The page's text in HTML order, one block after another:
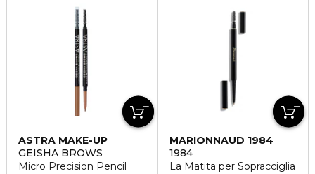
ASTRA MAKE-UP
GEISHA BROWS
Micro Precision Pencil
MARIONNAUD 1984
1984
La Matita per Sopracciglia